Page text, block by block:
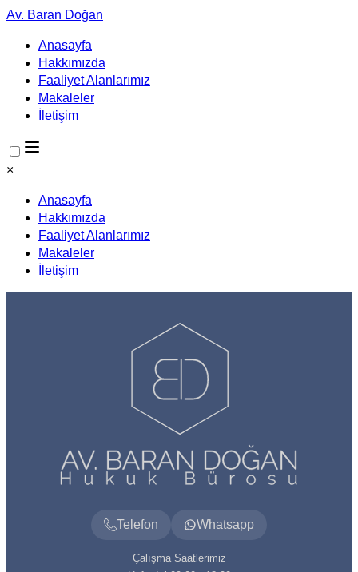
Av. Baran Doğan
Anasayfa
Hakkımızda
Faaliyet Alanlarımız
Makaleler
İletişim
×
Anasayfa
Hakkımızda
Faaliyet Alanlarımız
Makaleler
İletişim
Telefon Whatsapp
Çalışma Saatlerimiz